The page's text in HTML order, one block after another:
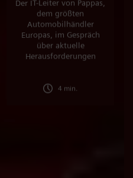
Der IT-Leiter von Pappas,
dem größten
Automobilhändler
Europas, im Gespräch
über aktuelle
Herausforderungen
4 min.